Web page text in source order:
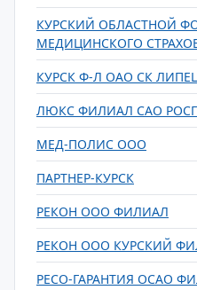
КУРСКИЙ ОБЛАСТНОЙ
МЕДИЦИНСКОГО
КУРСК Ф-Л ОАО СК
ЛЮКС ФИЛИАЛ САО
МЕД-ПОЛИС ООО
ПАРТНЕР-КУРСК
РЕКОН ООО ФИЛИАЛ
РЕКОН ООО КУРСКИЙ
РЕСО-ГАРАНТИЯ ОСАО